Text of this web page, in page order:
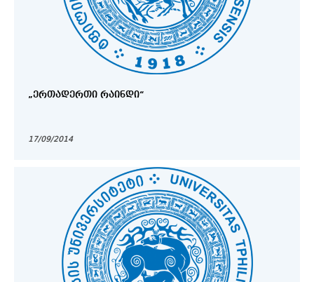
„ᲔᲠᲗᲐᲓᲔᲠᲗᲘ ᲠᲐᲘᲜᲓᲘ“
17/09/2014